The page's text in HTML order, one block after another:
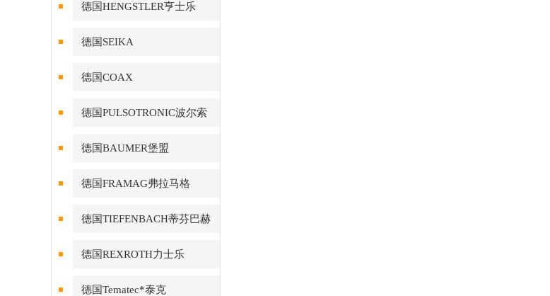
德国HENGSTLER亨士乐
德国SEIKA
德国COAX
德国PULSOTRONIC波尔索
德国BAUMER堡盟
德国FRAMAG弗拉马格
德国TIEFENBACH蒂芬巴赫
德国REXROTH力士乐
德国Tematec*泰克